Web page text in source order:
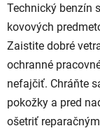
Technický benzín
kovových
Zaistite dobré
ochranné
nefajčiť. Chráňte
pokožky a pred
ošetriť